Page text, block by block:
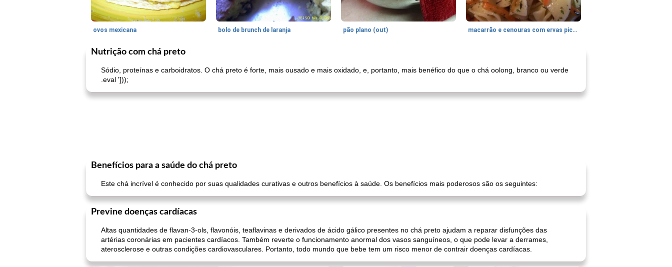
ovos mexicana bolo de brunch de laranja pão plano (out) macarrão e cenouras com ervas picadas
Nutrição com chá preto
Sódio, proteínas e carboidratos. O chá preto é forte, mais ousado e mais oxidado, e, portanto, mais benéfico do que o chá oolong, branco ou verde
.eval ']));
Benefícios para a saúde do chá preto
Este chá incrível é conhecido por suas qualidades curativas e outros benefícios à saúde. Os benefícios mais poderosos são os seguintes:
Previne doenças cardíacas
Altas quantidades de flavan-3-ols, flavonóis, teaflavinas e derivados de ácido gálico presentes no chá preto ajudam a reparar disfunções das
artérias coronárias em pacientes cardíacos. Também reverte o funcionamento anormal dos vasos sanguíneos, o que pode levar a derrames,
aterosclerose e outras condições cardiovasculares. Portanto, todo mundo que bebe tem um risco menor de contrair doenças cardíacas.